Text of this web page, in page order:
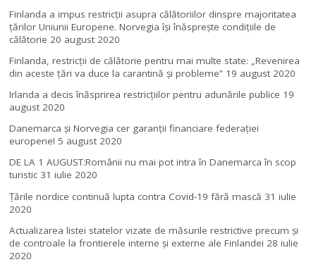
Finlanda a impus restricţii asupra călătoriilor dinspre majoritatea
ţărilor Uniunii Europene. Norvegia își înăsprește condițiile de
călătorie 20 august 2020
Finlanda, restricţii de călătorie pentru mai multe state: „Revenirea
din aceste ţări va duce la carantină şi probleme” 19 august 2020
Irlanda a decis înăsprirea restricțiilor pentru adunările publice 19
august 2020
Danemarca și Norvegia cer garanții financiare federației
europene! 5 august 2020
DE LA 1 AUGUST:Românii nu mai pot intra în Danemarca în scop
turistic 31 iulie 2020
Țările nordice continuă lupta contra Covid-19 fără mască 31 iulie
2020
Actualizarea listei statelor vizate de măsurile restrictive precum și
de controale la frontierele interne și externe ale Finlandei 28 iulie
2020